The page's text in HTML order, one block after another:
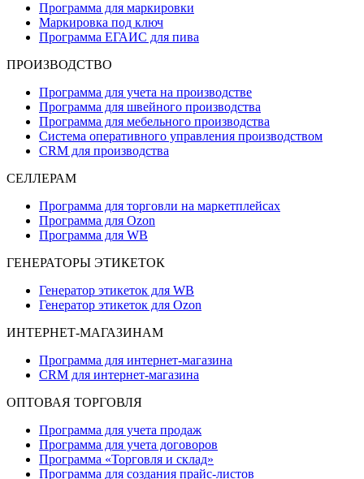
Программа для маркировки
Маркировка под ключ
Программа ЕГАИС для пива
ПРОИЗВОДСТВО
Программа для учета на производстве
Программа для швейного производства
Программа для мебельного производства
Система оперативного управления производством
CRM для производства
СЕЛЛЕРАМ
Программа для торговли на маркетплейсах
Программа для Ozon
Программа для WB
ГЕНЕРАТОРЫ ЭТИКЕТОК
Генератор этикеток для WB
Генератор этикеток для Ozon
ИНТЕРНЕТ-МАГАЗИНАМ
Программа для интернет-магазина
CRM для интернет-магазина
ОПТОВАЯ ТОРГОВЛЯ
Программа для учета продаж
Программа для учета договоров
Программа «Торговля и склад»
Программа для создания прайс‑листов